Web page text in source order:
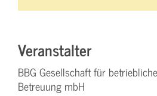
Veranstalter
BBG Gesellschaft für
Betreuung mbH